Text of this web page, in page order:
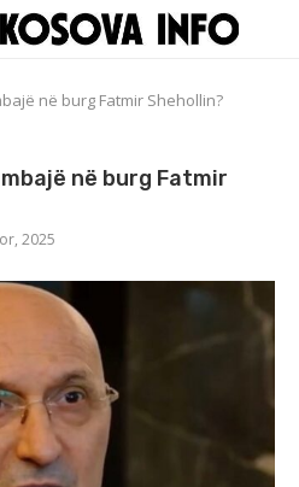
në burg Fatmir Shehollin?
në burg Fatmir
2025